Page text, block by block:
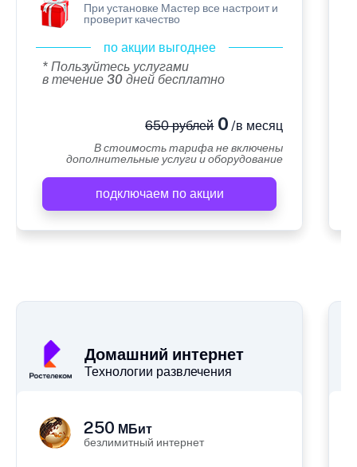
При установке Мастер все настроит и
проверит качество
по акции выгоднее
* Пользуйтесь услугами
в течение 30 дней бесплатно
650 рублей0 /в месяц
В стоимость тарифа не включены
дополнительные услуги и оборудование
подключаем по акции
Домашний интернет
Технологии развлечения
250 МБит
безлимитный интернет